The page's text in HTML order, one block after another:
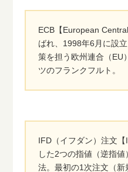
ECB【European
ばれ、1998年6月に設
策を担う欧州連合（EU
ツのフランクフルト。
IFD（イフダン）注文
した2つの指値（逆指
法。最初の1次注文（